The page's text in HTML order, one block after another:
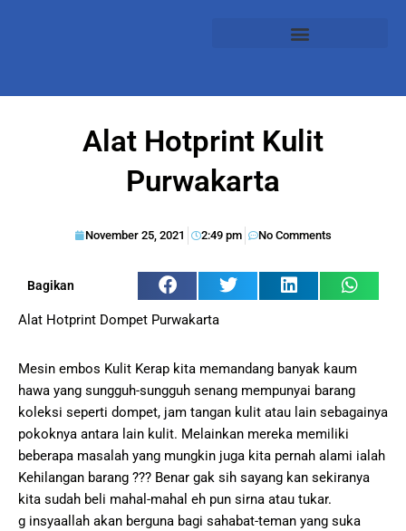
Alat Hotprint Kulit
Purwakarta
November 25, 2021 2:49 pm No Comments
Bagikan
Alat Hotprint Dompet Purwakarta
Mesin embos Kulit Kerap kita memandang banyak kaum
hawa yang sungguh-sungguh senang mempunyai barang
koleksi seperti dompet, jam tangan kulit atau lain sebagainya
pokoknya antara lain kulit. Melainkan mereka memiliki
beberapa masalah yang mungkin juga kita pernah alami ialah
Kehilangan barang ??? Benar gak sih sayang kan sekiranya
kita sudah beli mahal-mahal eh pun sirna atau tukar.
g insyaallah akan berguna bagi sahabat-teman yang suka